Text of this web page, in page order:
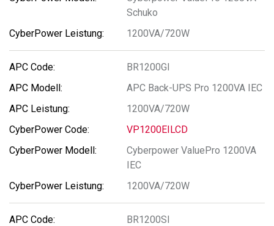
Schuko
1200VA/720W
BR1200GI
APC Back-UPS Pro 1200VA IEC
1200VA/720W
VP1200EILCD
Cyberpower ValuePro 1200VA
IEC
1200VA/720W
BR1200SI